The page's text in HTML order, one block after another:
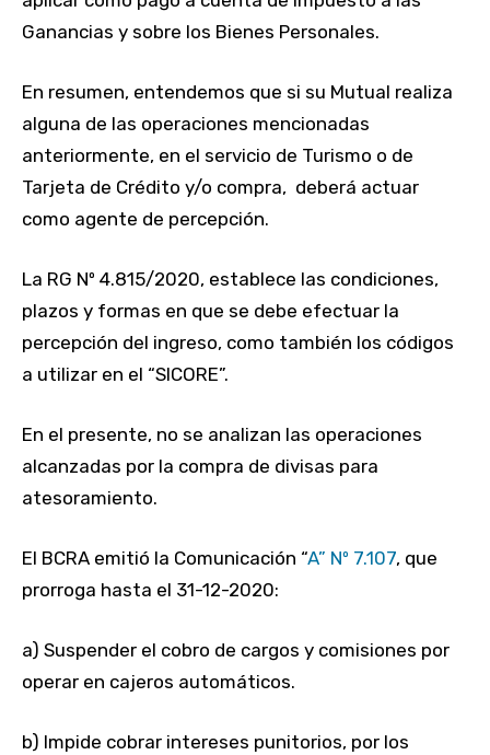
Ganancias y sobre los Bienes Personales.
En resumen, entendemos que si su Mutual realiza
alguna de las operaciones mencionadas
anteriormente, en el servicio de Turismo o de
Tarjeta de Crédito y/o compra, deberá actuar
como agente de percepción.
La RG Nº 4.815/2020, establece las condiciones,
plazos y formas en que se debe efectuar la
percepción del ingreso, como también los códigos
a utilizar en el “SICORE”.
En el presente, no se analizan las operaciones
alcanzadas por la compra de divisas para
atesoramiento.
El BCRA emitió la Comunicación “A” Nº 7.107, que
prorroga hasta el 31-12-2020:
a) Suspender el cobro de cargos y comisiones por
operar en cajeros automáticos.
b) Impide cobrar intereses punitorios, por los